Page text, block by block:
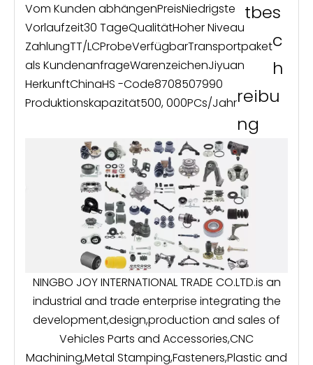
Vom Kunden abhängenPreisNiedrigste
Vorlaufzeit30 TageQualitätHoher Niveau
ZahlungTT/LCProbeVerfügbarTransportpaket
als KundenanfrageWarenzeichenJiyuan
HerkunftChinaHS -Code8708507990
Produktionskapazität500, 000PCs/Jahr
tbes
c
h
reibu
ng
NINGBO JOY INTERNATIONAL TRADE CO.LTD.is an
industrial and trade enterprise integrating the
development,design,production and sales of
Vehicles Parts and Accessories,CNC
Machining,Metal Stamping,Fasteners,Plastic and